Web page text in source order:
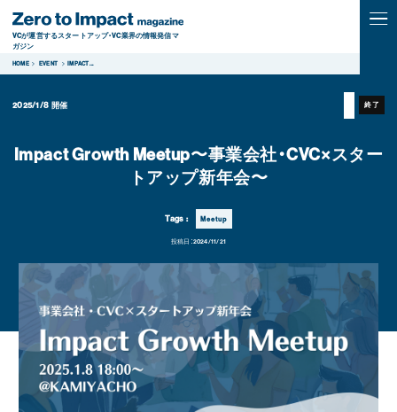
VCが運営するスタートアップ・VC業界の情報発信マ
ガジン
HOME EVENT IMPACT...
2025/1/8 開催 終了
Impact Growth Meetup〜事業会社・CVC×スター
トアップ新年会〜
Tags : Meetup
投稿日：2024/11/21